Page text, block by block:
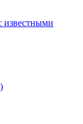
известными